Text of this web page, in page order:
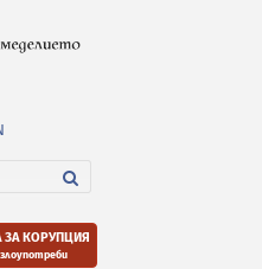
ЗА КОРУПЦИЯ